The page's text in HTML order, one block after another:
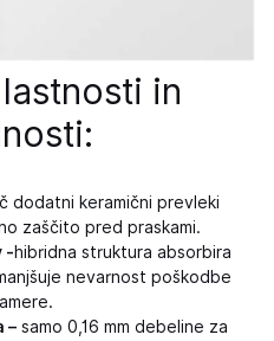
in
dodatni keramični prevleki
zaščito pred praskami.
-hibridna struktura absorbira
nevarnost poškodbe
–samo 0,16 mm debeline za